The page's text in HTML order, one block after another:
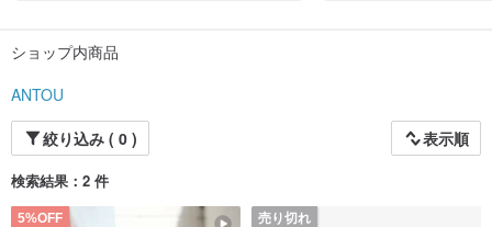
ショップ内商品
ANTOU
絞り込み ( 0 )
表示順
検索結果：2 件
5%OFF 売り切れ